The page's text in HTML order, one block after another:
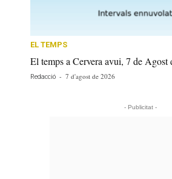
EL TEMPS
El temps a Cervera avui, 7 de Agost
Redacció - 7 d'agost de 2026
- Publicitat -